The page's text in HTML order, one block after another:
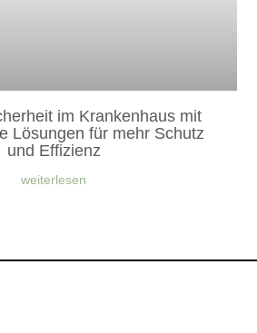
im Krankenhaus mit
Lösungen für mehr Schutz
und Effizienz
weiterlesen